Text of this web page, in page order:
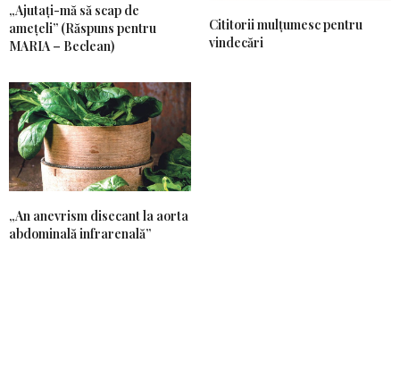
„Ajutați-mă să scap de
amețeli” (Răspuns pentru
MARIA – Beclean)
Cititorii mulțumesc pentru
vindecări
„An anevrism disecant la aorta
abdominală infrarenală”